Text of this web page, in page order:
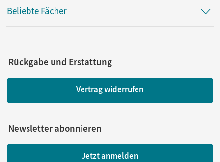
Beliebte Fächer
Rückgabe und Erstattung
Vertrag widerrufen
Newsletter abonnieren
Jetzt anmelden